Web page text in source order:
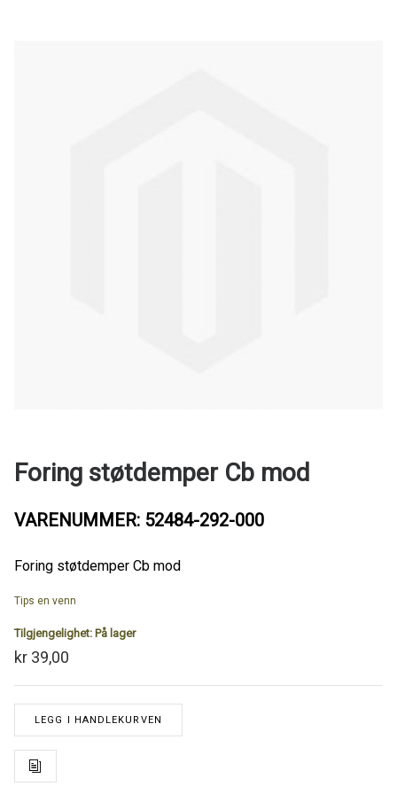
Foring støtdemper Cb mod
VARENUMMER: 52484-292-000
Foring støtdemper Cb mod
Tips en venn
Tilgjengelighet: På lager
kr 39,00
LEGG I HANDLEKURVEN